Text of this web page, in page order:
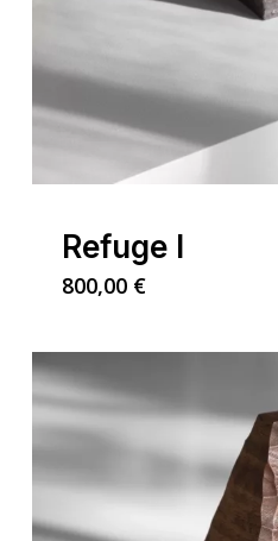
Refuge I
800,00 €